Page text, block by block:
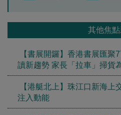
其他焦點
【書展開鑼】香港書展匯聚
讀新趨勢 家長「拉車」掃貨
【港艇北上】珠江口新海上
注入動能